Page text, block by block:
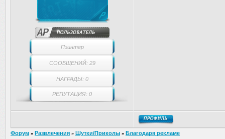
Пэинтер
СООБЩЕНИЙ: 29
НАГРАДЫ: 0
РЕПУТАЦИЯ: 0
Форум » Развлечения » Шутки/Приколы » Благодаря рекламе